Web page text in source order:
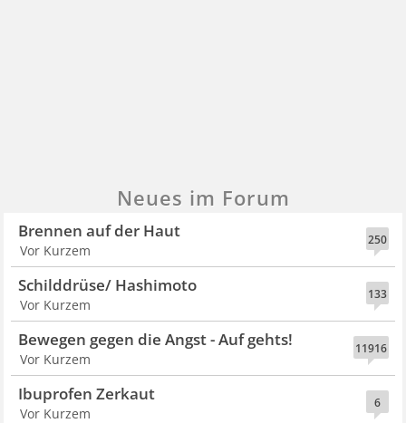
Neues im Forum
250
Brennen auf der Haut
Vor Kurzem
133
Schilddrüse/ Hashimoto
Vor Kurzem
11916
Bewegen gegen die Angst - Auf gehts!
Vor Kurzem
6
Ibuprofen Zerkaut
Vor Kurzem